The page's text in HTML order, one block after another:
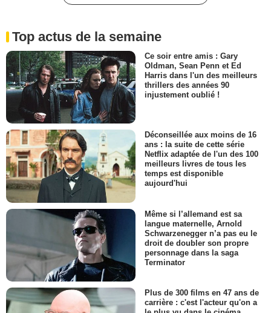
Top actus de la semaine
Ce soir entre amis : Gary
Oldman, Sean Penn et Ed
Harris dans l'un des meilleurs
thrillers des années 90
injustement oublié !
Déconseillée aux moins de 16
ans : la suite de cette série
Netflix adaptée de l'un des 100
meilleurs livres de tous les
temps est disponible
aujourd'hui
Même si l’allemand est sa
langue maternelle, Arnold
Schwarzenegger n’a pas eu le
droit de doubler son propre
personnage dans la saga
Terminator
Plus de 300 films en 47 ans de
carrière : c'est l'acteur qu'on a